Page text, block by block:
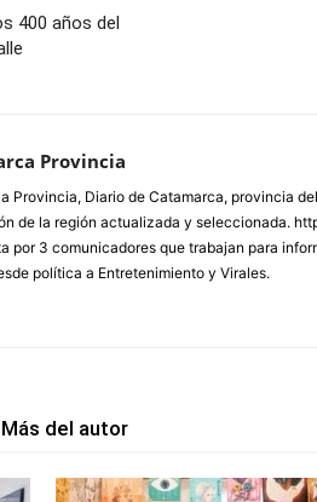
400 años del
Provincia
Provincia, Diario de Catamarca, provincia
de la región actualizada y seleccionada.
por 3 comunicadores que trabajan para
política a Entretenimiento y Virales.
Más del autor